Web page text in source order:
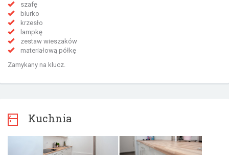
szafę
biurko
krzesło
lampkę
zestaw wieszaków
materiałową półkę
Zamykany na klucz.
Kuchnia